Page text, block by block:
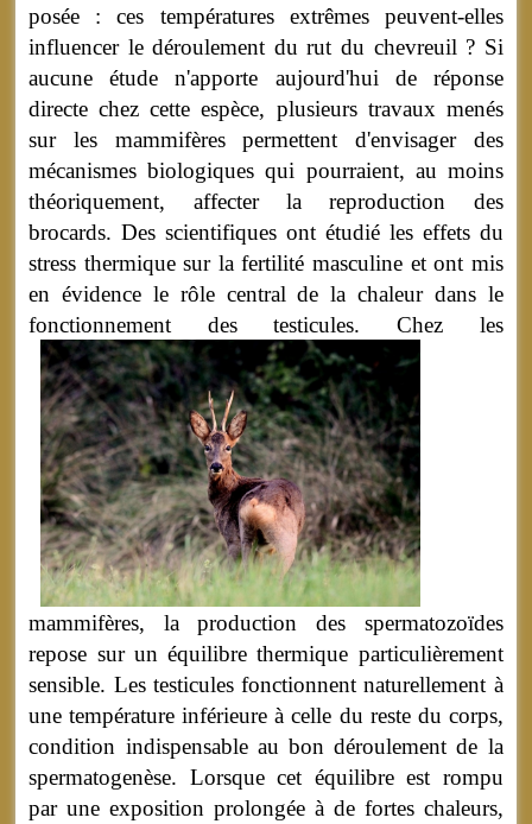
posée : ces températures extrêmes peuvent-elles
influencer le déroulement du rut du chevreuil ? Si
aucune étude n'apporte aujourd'hui de réponse
directe chez cette espèce, plusieurs travaux menés
sur les mammifères permettent d'envisager des
mécanismes biologiques qui pourraient, au moins
théoriquement, affecter la reproduction des
brocards. Des scientifiques ont étudié les effets du
stress thermique sur la fertilité masculine et ont mis
en évidence le rôle central de la chaleur dans le
fonctionnement des testicules.Chez les
mammifères, la production des spermatozoïdes
repose sur un équilibre thermique particulièrement
sensible. Les testicules fonctionnent naturellement à
une température inférieure à celle du reste du corps,
condition indispensable au bon déroulement de la
spermatogenèse. Lorsque cet équilibre est rompu
par une exposition prolongée à de fortes chaleurs,